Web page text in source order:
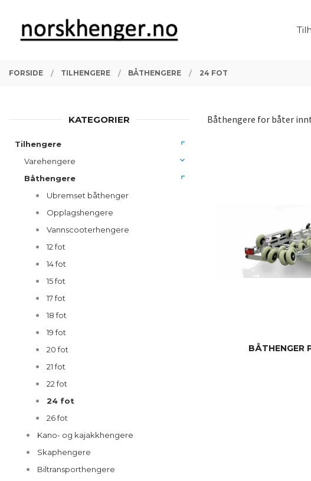
innholdet
PRODUKTER
FORSIDE TILHENGERE BÅTHENGERE 24 FOT
Båthengere for båter
BÅTHENGER
KATEGORIER
Tilhengere
Varehengere
Båthengere
Ubremset båthenger
Opplagshengere
Vannscooterhengere
12 fot
14 fot
15 fot
17 fot
18 fot
19 fot
20 fot
21 fot
22 fot
24 fot
26 fot
Kano- og kajakkhengere
Skaphengere
Biltransporthengere